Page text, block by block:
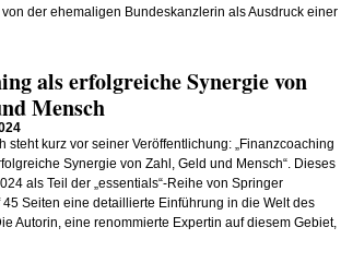
der ehemaligen Bundeskanzlerin als Ausdruck einer
als erfolgreiche Synergie von
Mensch
steht kurz vor seiner Veröffentlichung: „Finanzcoaching
Synergie von Zahl, Geld und Mensch“. Dieses
als Teil der „essentials“-Reihe von Springer
45 Seiten eine detaillierte Einführung in die Welt des
Autorin, eine renommierte Expertin auf diesem Gebiet,